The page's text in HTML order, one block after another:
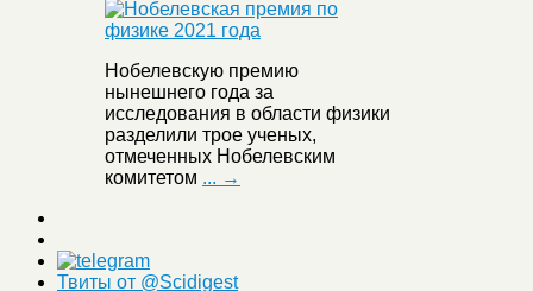
Нобелевскую премию
нынешнего года за
исследования в области физики
разделили трое ученых,
отмеченных Нобелевским
комитетом ... →
Твиты от @Scidigest